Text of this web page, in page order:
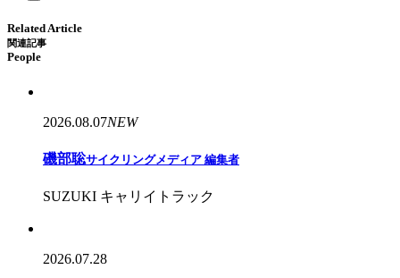
Related Article
関連記事
People
2026.08.07NEW
磯部聡サイクリングメディア 編集者
SUZUKI キャリイトラック
2026.07.28